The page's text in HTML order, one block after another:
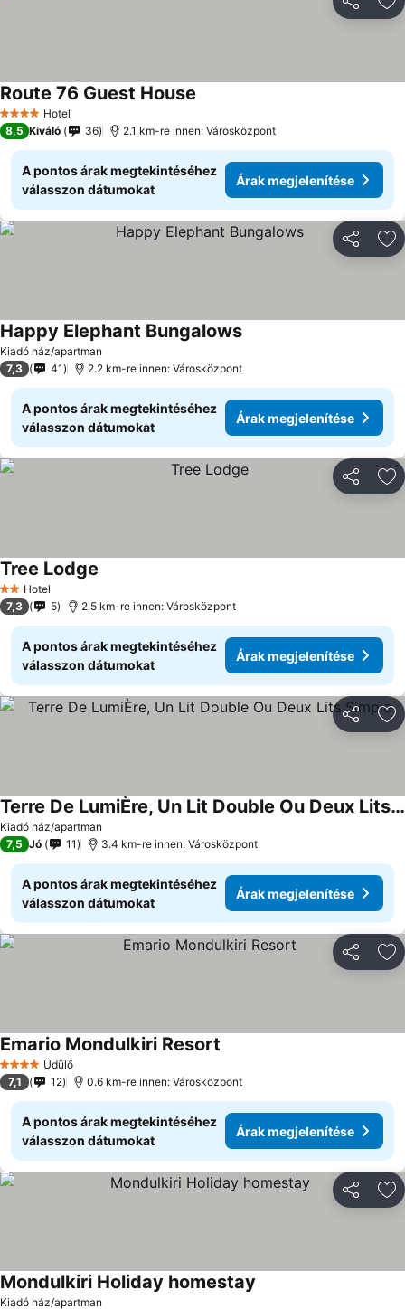
4 KategóriaHotel
Route 76 Guest House
8,5 Kiváló 36 2.1 km-re innen: Városközpont
A pontos árak megtekintéséhez
válasszon dátumokat
Árak megjelenítése
Kiadó ház/apartman
Happy Elephant Bungalows
7,3 41 2.2 km-re innen: Városközpont
A pontos árak megtekintéséhez
válasszon dátumokat
Árak megjelenítése
2 Kategória
Hotel
Tree Lodge
7,3 5 2.5 km-re innen: Városközpont
A pontos árak megtekintéséhez
válasszon dátumokat
Árak megjelenítése
Kiadó ház/apartman
Terre De LumiÈre, Un Lit Double Ou Deux Lits Simple
7,5 Jó 11 3.4 km-re innen: Városközpont
A pontos árak megtekintéséhez
válasszon dátumokat
Árak megjelenítése
4 KategóriaÜdülő
Emario Mondulkiri Resort
7,1 12 0.6 km-re innen: Városközpont
A pontos árak megtekintéséhez
válasszon dátumokat
Árak megjelenítése
Kiadó ház/apartman
Mondulkiri Holiday homestay